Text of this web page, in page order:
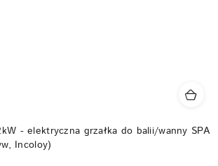
- elektryczna grzałka do balii/wanny SPA
Incoloy)